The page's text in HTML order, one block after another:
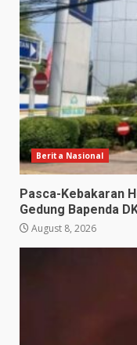
Berita Nasional
Pasca-Kebakaran
Gedung Bapenda
August 8, 2026